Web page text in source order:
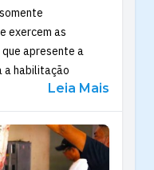
exercem as
apresente a
a habilitação
Leia Mais